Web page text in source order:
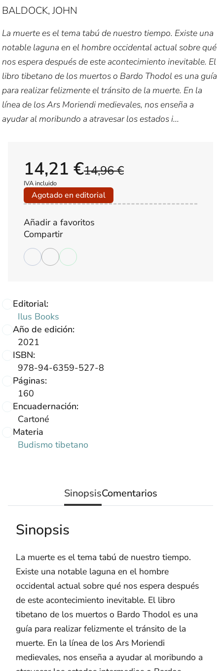
BALDOCK, JOHN
La muerte es el tema tabú de nuestro tiempo. Existe una
notable laguna en el hombre occidental actual sobre qué
nos espera después de este acontecimiento inevitable. El
libro tibetano de los muertos o Bardo Thodol es una guía
para realizar felizmente el tránsito de la muerte. En la
línea de los Ars Moriendi medievales, nos enseña a
ayudar al moribundo a atravesar los estados i...
Editorial:
Ilus Books
Año de edición:
2021
ISBN:
978-94-6359-527-8
Páginas:
160
Encuadernación:
Cartoné
Materia
Budismo tibetano
14,96 €
14,21 €
IVA incluido
Agotado en editorial
Añadir a favoritos
Compartir
SinopsisComentarios
Sinopsis
La muerte es el tema tabú de nuestro tiempo.
Existe una notable laguna en el hombre
occidental actual sobre qué nos espera después
de este acontecimiento inevitable. El libro
tibetano de los muertos o Bardo Thodol es una
guía para realizar felizmente el tránsito de la
muerte. En la línea de los Ars Moriendi
medievales, nos enseña a ayudar al moribundo a